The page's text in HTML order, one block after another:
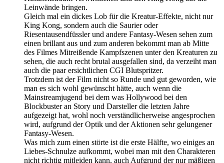
Leinwände bringen.
Gleich mal ein dickes Lob für die Kreatur-Effekte, nicht nur
King Kong, sondern auch die Saurier oder
Riesentausendfüssler und andere Fantasy-Wesen sehen zum
einen brillant aus und zum anderen bekommt man ab Mitte
des Filmes Mitreißende Kampfszenen unter den Kreaturen zu
sehen, die auch recht brutal ausgefallen sind, da verzeiht man
auch die paar ersichtlichen CGI Blutspritzer.
Trotzdem ist der Film nicht so Runde und gut geworden, wie
man es sich wohl gewünscht hätte, auch wenn die
Mainstreamjugend bei dem was Hollywood bei den
Blockbuster an Story und Darsteller die letzten Jahre
aufgezeigt hat, wohl noch verständlicherweise angesprochen
wird, aufgrund der Optik und der Aktionen sehr gelungener
Fantasy-Wesen.
Was mich zum einen störte ist die erste Hälfte, wo einiges an
Liebes-Schnulze aufkommt, wobei man mit den Charakteren
nicht richtig mitleiden kann, auch Aufgrund der nur mäßigen